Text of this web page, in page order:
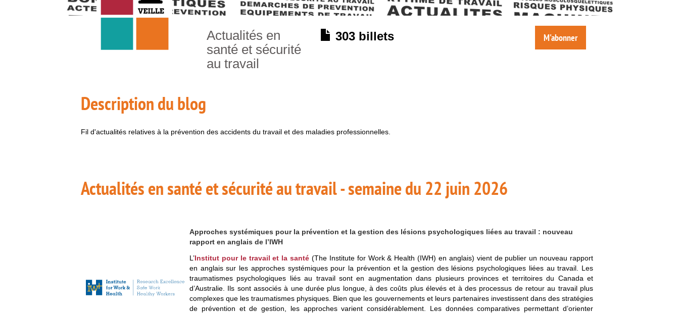
Actualités en
santé et sécurité
au travail
303 billets M'abonner
Description du blog
Fil d'actualités relatives à la prévention des accidents du travail et des maladies professionnelles.
Actualités en santé et sécurité au travail - semaine du 22 juin 2026
Approches systémiques pour la prévention et la gestion des lésions psychologiques liées au travail : nouveau
rapport en anglais de l’IWH
L’Institut pour le travail et la santé (The Institute for Work & Health (IWH) en anglais) vient de publier un nouveau rapport
en anglais sur les approches systémiques pour la prévention et la gestion des lésions psychologiques liées au travail. Les
traumatismes psychologiques liés au travail sont en augmentation dans plusieurs provinces et territoires du Canada et
d’Australie. Ils sont associés à une durée plus longue, à des coûts plus élevés et à des processus de retour au travail plus
complexes que les traumatismes physiques. Bien que les gouvernements et leurs partenaires investissent dans des stratégies
de prévention et de gestion, les approches varient considérablement. Les données comparatives permettant d’orienter